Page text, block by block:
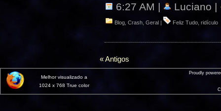
6:27 AM | Luciano |
Blog ,Crash ,Geral | Feliz Tudo ,ridículo
« Antigos
Melhor visualizado a
1024 x 768 True color
Proudly